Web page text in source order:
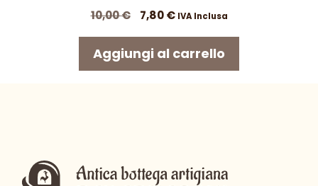
10,00€
Il
originale
era:
7,80€Il
attuale
IVA Inclusa
Aggiungi al carrello